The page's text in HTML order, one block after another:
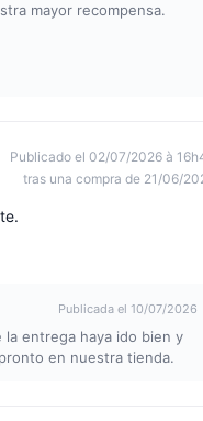
mayor recompensa.
Publicado el 02/07/2026 à
tras una compra de 21/06/
Publicada el 10/07/2026
entrega haya ido bien y
en nuestra tienda.